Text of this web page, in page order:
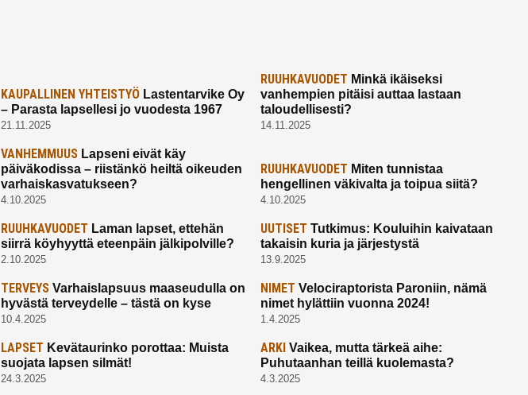
KAUPALLINEN YHTEISTYÖLastentarvike Oy
– Parasta lapsellesi jo vuodesta 1967
21.11.2025
RUUHKAVUODET Minkä ikäiseksi
vanhempien pitäisi auttaa lastaan
taloudellisesti?
14.11.2025
VANHEMMUUSLapseni eivät käy
päiväkodissa – riistänkö heiltä oikeuden
varhaiskasvatukseen?
4.10.2025
RUUHKAVUODET Miten tunnistaa
hengellinen väkivalta ja toipua siitä?
4.10.2025
RUUHKAVUODET Laman lapset, ettehän
siirrä köyhyyttä eteenpäin jälkipolville?
2.10.2025
UUTISET Tutkimus: Kouluihin kaivataan
takaisin kuria ja järjestystä
13.9.2025
TERVEYSVarhaislapsuus maaseudulla on
hyvästä terveydelle – tästä on kyse
10.4.2025
NIMET Velociraptorista Paroniin, nämä
nimet hylättiin vuonna 2024!
1.4.2025
LAPSET Kevätaurinko porottaa: Muista
suojata lapsen silmät!
24.3.2025
ARKI Vaikea, mutta tärkeä aihe:
Puhutaanhan teillä kuolemasta?
4.3.2025